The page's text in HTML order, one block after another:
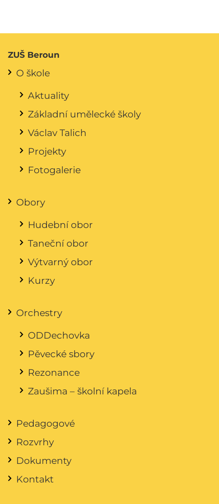
ZUŠ Beroun
O škole
Aktuality
Základní umělecké školy
Václav Talich
Projekty
Fotogalerie
Obory
Hudební obor
Taneční obor
Výtvarný obor
Kurzy
Orchestry
ODDechovka
Pěvecké sbory
Rezonance
Zaušima – školní kapela
Pedagogové
Rozvrhy
Dokumenty
Kontakt